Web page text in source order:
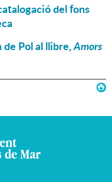
del fons
de Pol al llibre,Amors